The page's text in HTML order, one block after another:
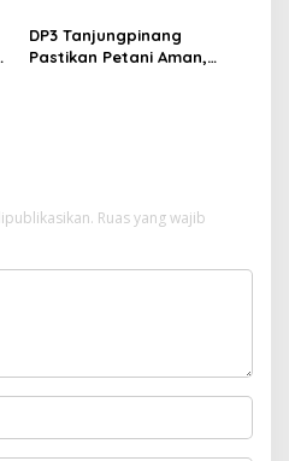
DP3 Tanjungpinang
Pastikan Petani Aman,
Ruas yang wajib